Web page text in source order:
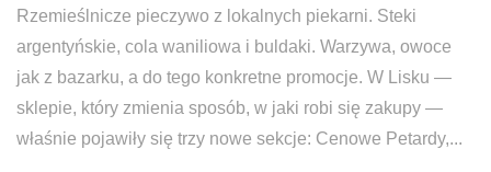
Rzemieślnicze pieczywo z lokalnych piekarni. Steki
argentyńskie, cola waniliowa i buldaki. Warzywa, owoce
jak z bazarku, a do tego konkretne promocje. W Lisku —
sklepie, który zmienia sposób, w jaki robi się zakupy —
właśnie pojawiły się trzy nowe sekcje: Cenowe Petardy,...